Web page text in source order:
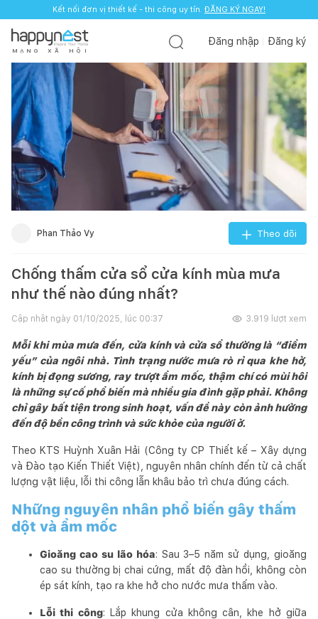
Kết nối đơn vị thiết kế - thi công uy tín. ĐĂNG KÝ NGAY!
M Ạ N G X Ã H Ộ I
Đăng nhập Đăng ký
Phan Thảo Vy Theo dõi
Chống thấm cửa sổ cửa kính mùa mưa
như thế nào đúng nhất?
Cập nhật ngày 01/10/2025, lúc 00:37 3.919 lượt xem
Mỗi khi mùa mưa đến, cửa kính và cửa sổ thường là “điểm
yếu” của ngôi nhà. Tình trạng nước mưa rò rỉ qua khe hở,
kính bị đọng sương, ray trượt ẩm mốc, thậm chí có mùi hôi
là những sự cố phổ biến mà nhiều gia đình gặp phải. Không
chỉ gây bất tiện trong sinh hoạt, vấn đề này còn ảnh hưởng
đến độ bền công trình và sức khỏe của người ở.
Theo KTS Huỳnh Xuân Hải (Công ty CP Thiết kế – Xây dựng
và Đào tạo Kiến Thiết Việt), nguyên nhân chính đến từ cả chất
lượng vật liệu, lỗi thi công lẫn khâu bảo trì chưa đúng cách.
Những nguyên nhân phổ biến gây thấm
dột và ẩm mốc
Gioăng cao su lão hóa: Sau 3–5 năm sử dụng, gioăng
cao su thường bị chai cứng, mất độ đàn hồi, không còn
ép sát kính, tạo ra khe hở cho nước mưa thấm vào.
Lỗi thi công: Lắp khung cửa không cân, khe hở giữa